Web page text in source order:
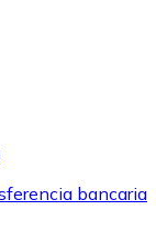
comprar
bancaria